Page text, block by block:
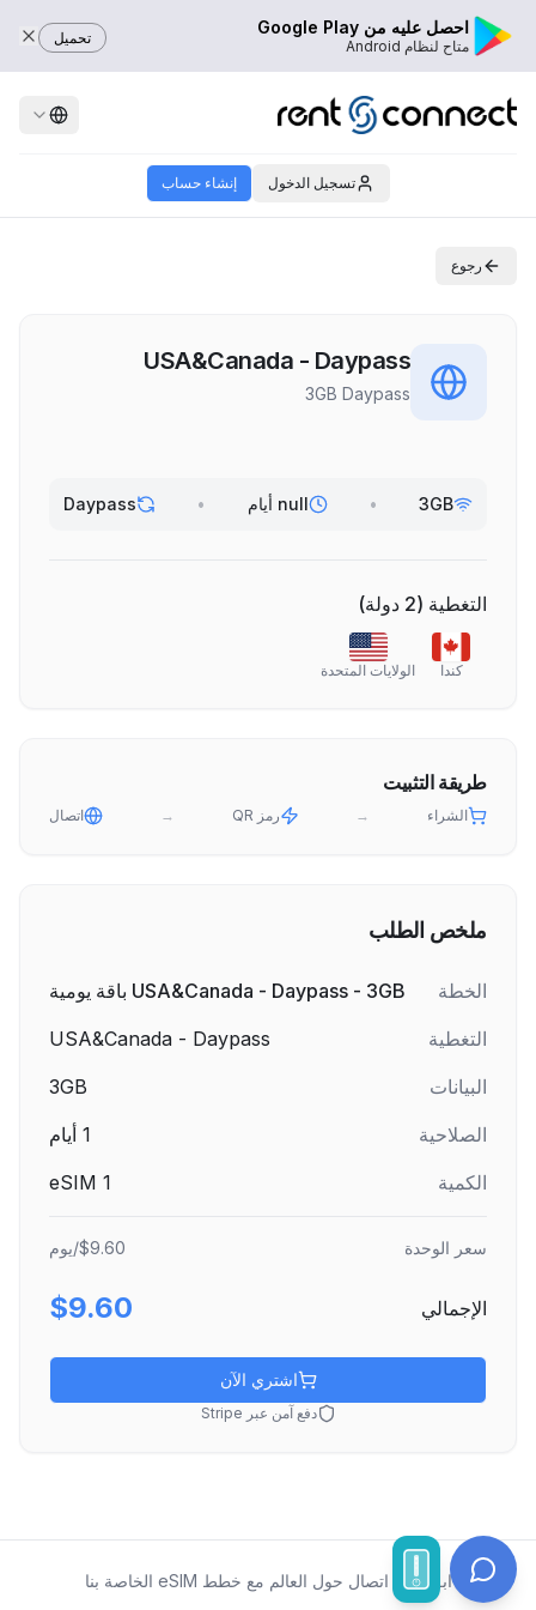
احصل عليه من Google Play
متاح لنظام Android تحميل
تسجيل الدخول إنشاء حساب
رجوع
USA&Canada - Daypass
3GB Daypass
3GB
• null أيام •
Daypass
التغطية (
2 دولة)
كندا الولايات المتحدة
طريقة التثبيت
الشراء → رمز QR → اتصال
ملخص الطلب
الخطة
USA&Canada - Daypass - 3GB باقة يومية
التغطية
USA&Canada - Daypass
البيانات
3GB
الصلاحية
1 أيام
الكمية
1
سعر الوحدة $9.60/يوم
الإجمالي $9.60
اشتري الآن
دفع آمن عبر Stripe
ابقَ على اتصال حول العالم مع خطط eSIM الخاصة بنا